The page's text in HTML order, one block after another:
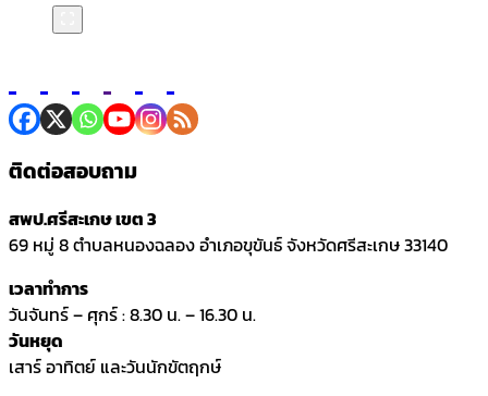
ติดต่อสอบถาม
สพป.ศรีสะเกษ เขต 3
69 หมู่ 8 ตำบลหนองฉลอง อำเภอขุขันธ์ จังหวัดศรีสะเกษ 33140
เวลาทำการ
วันจันทร์ – ศุกร์ : 8.30 น. – 16.30 น.
วันหยุด
เสาร์ อาทิตย์ และวันนักขัตฤกษ์